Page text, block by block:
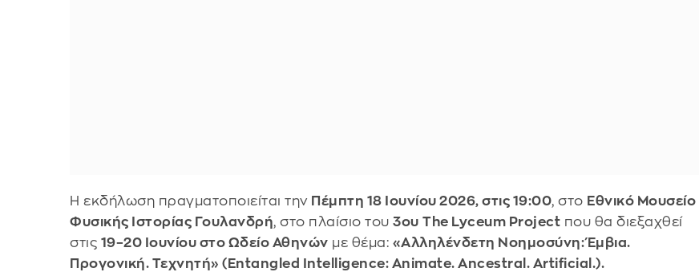
Η εκδήλωση πραγματοποιείται την Πέμπτη 18 Ιουνίου 2026, στις 19:00, στο Εθνικό Μουσείο
Φυσικής Ιστορίας Γουλανδρή, στο πλαίσιο του3ου The Lyceum Project που θα διεξαχθεί
στις 19–20 Ιουνίου στο Ωδείο Αθηνών με θέμα: «Αλληλένδετη Νοημοσύνη: Έμβια.
Προγονική. Τεχνητή» (Entangled Intelligence: Animate. Ancestral. Artificial.).